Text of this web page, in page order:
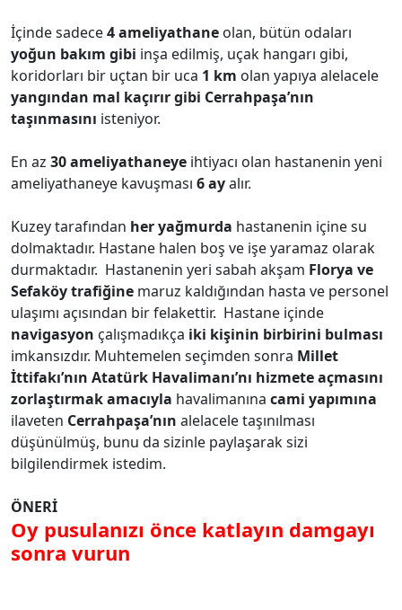
İçinde sadece4 ameliyathane olan, bütün odaları
yoğun bakım gibi inşa edilmiş, uçak hangarı gibi,
koridorları bir uçtan bir uca 1 km olan yapıya alelacele
yangından mal kaçırır gibi Cerrahpaşa’nın
taşınmasını isteniyor.
En az 30 ameliyathaneye ihtiyacı olan hastanenin yeni
ameliyathaneye kavuşması 6 ayalır.
Kuzey tarafından her yağmurda hastanenin içine su
dolmaktadır. Hastane halen boş ve işe yaramaz olarak
durmaktadır. Hastanenin yeri sabah akşam Florya ve
Sefaköy trafiğine maruz kaldığından hasta ve personel
ulaşımı açısından bir felakettir. Hastane içinde
navigasyon çalışmadıkça iki kişinin birbirini bulması
imkansızdır. Muhtemelen seçimden sonra Millet
İttifakı’nın Atatürk Havalimanı’nı hizmete açmasını
zorlaştırmak amacıyla havalimanına cami yapımına
ilaveten Cerrahpaşa’nın alelacele taşınılması
düşünülmüş, bunu da sizinle paylaşarak sizi
bilgilendirmek istedim.
ÖNERİ
Oy pusulanızı önce katlayın damgayı
sonra vurun